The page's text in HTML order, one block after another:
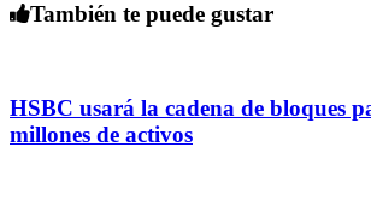
También te puede gustar
HSBC usará la cadena de bloques
millones de activos